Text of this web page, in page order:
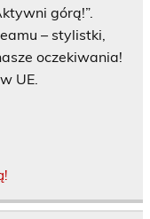
górą!”.
– stylistki,
oczekiwania!
UE.